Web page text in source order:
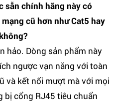
sẵn chính hãng này có
cũ hơn như Cat5 hay
hảo. Dòng sản phẩm này
ngược vạn năng với toàn
và kết nối mượt mà với mọi
bị cổng RJ45 tiêu chuẩn